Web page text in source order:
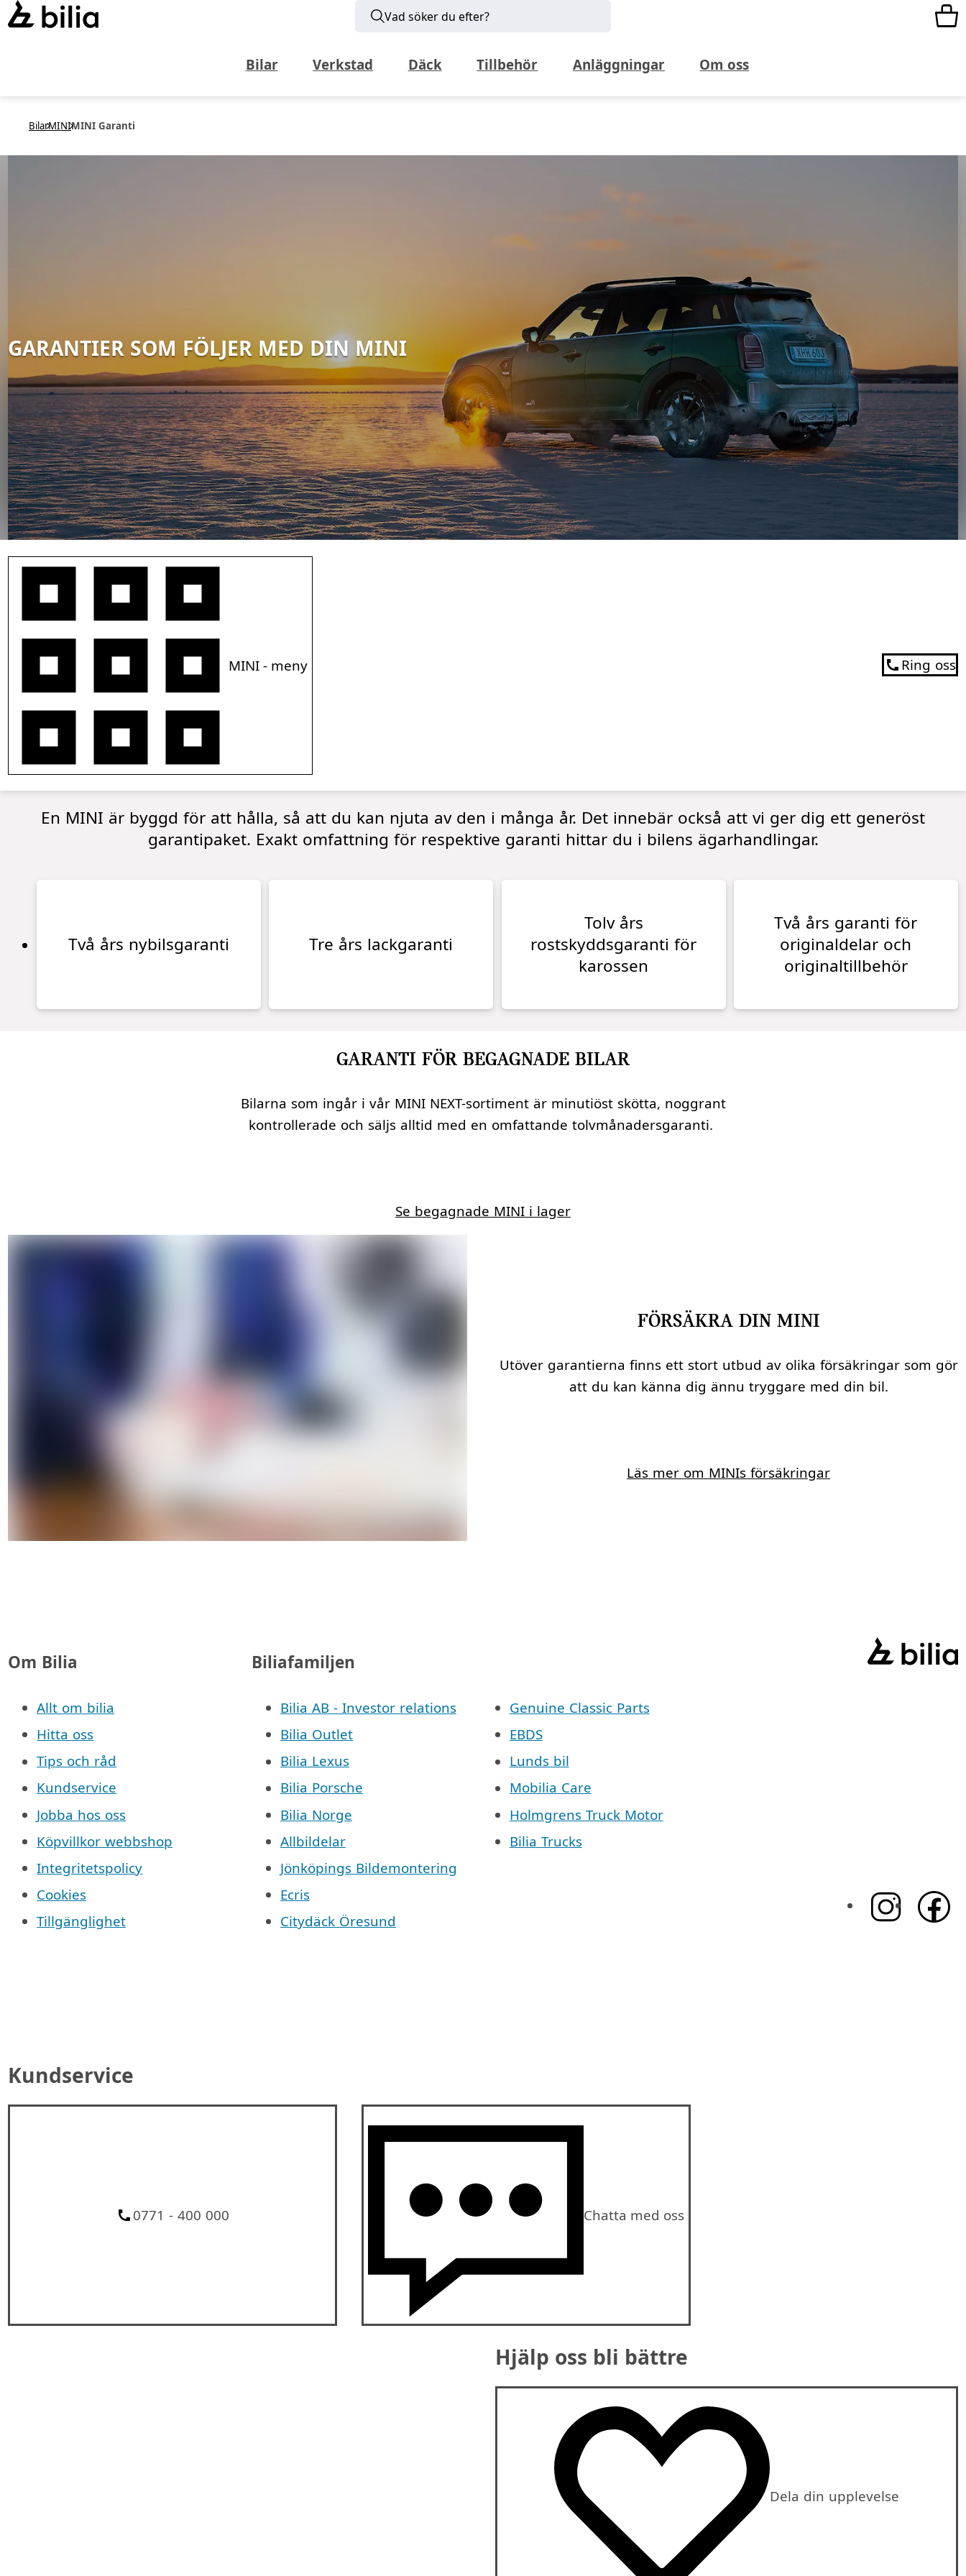
Vad söker du efter?
Bilar Verkstad Däck Tillbehör Anläggningar Om oss
BilarMINIMINI Garanti
GARANTIER SOM FÖLJER MEDDIN MINI
MINI - meny Ring oss
En MINI är byggd för att hålla, så att du kan njuta av den i många år. Det innebär också att vi ger dig ett generöst
garantipaket. Exakt omfattning för respektive garanti hittar du i bilens ägarhandlingar.
Två års nybilsgaranti Tre års lackgaranti
Tolv års
rostskyddsgaranti för
karossen
Två års garanti för
originaldelar och
originaltillbehör
GARANTI FÖR BEGAGNADE BILAR
Bilarna som ingår i vår MINI NEXT-sortiment är minutiöst skötta, noggrant
kontrollerade och säljs alltid med en omfattande tolvmånadersgaranti.
Se begagnade MINI i lager
FÖRSÄKRA DIN MINI
Utöver garantierna finns ett stort utbud av olika försäkringar som gör
att du kan känna dig ännu tryggare med din bil.
Läs mer om MINIs försäkringar
Om Bilia
Allt om bilia
Hitta oss
Tips och råd
Kundservice
Jobba hos oss
Köpvillkor webbshop
Integritetspolicy
Cookies
Tillgänglighet
Biliafamiljen
Bilia AB - Investor relations
Bilia Outlet
Bilia Lexus
Bilia Porsche
Bilia Norge
Allbildelar
Jönköpings Bildemontering
Ecris
Citydäck Öresund
Genuine Classic Parts
EBDS
Lunds bil
Mobilia Care
Holmgrens Truck Motor
Bilia Trucks
Kundservice
0771 - 400 000 Chatta med oss
Hjälp oss bli bättre
Dela din upplevelse